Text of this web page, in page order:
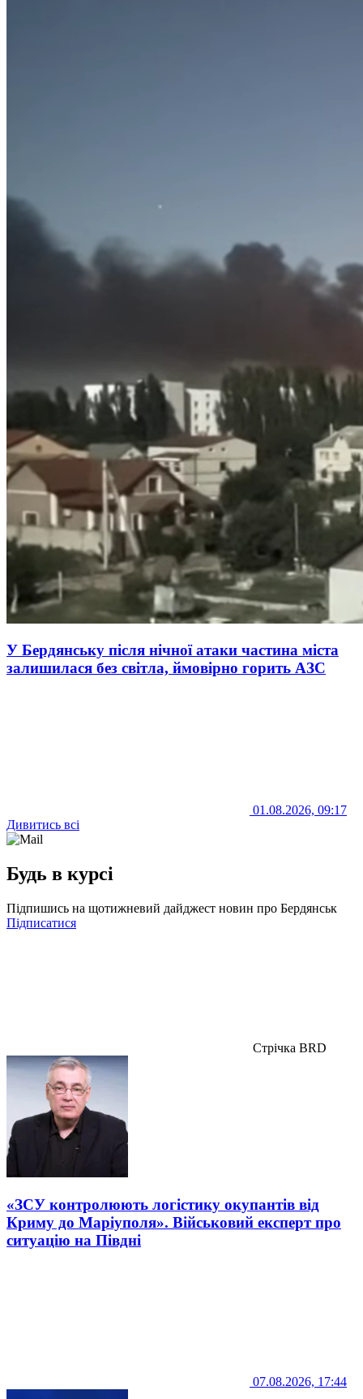
У Бердянську після нічної атаки частина міста
залишилася без світла, ймовірно горить АЗС
01.08.2026, 09:17
Дивитись всі
Будь в курсі
Підпишись на щотижневий дайджест новин про Бердянськ
Підписатися
Стрічка BRD
«ЗСУ контролюють логістику окупантів від
Криму до Маріуполя». Військовий експерт про
ситуацію на Півдні
07.08.2026, 17:44